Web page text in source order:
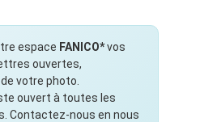
espace FANICO*vos
ouvertes,
votre photo.
ouvert à toutes les
Contactez-nous en nous